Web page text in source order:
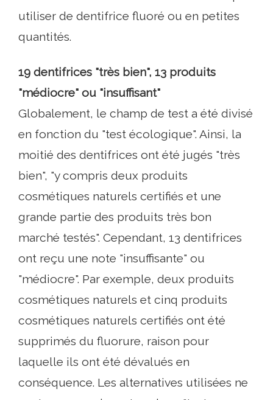
utiliser de dentifrice fluoré ou en petites
quantités.
19 dentifrices "très bien", 13 produits
"médiocre" ou "insuffisant"
Globalement, le champ de test a été divisé
en fonction du "test écologique". Ainsi, la
moitié des dentifrices ont été jugés "très
bien", "y compris deux produits
cosmétiques naturels certifiés et une
grande partie des produits très bon
marché testés". Cependant, 13 dentifrices
ont reçu une note "insuffisante" ou
"médiocre". Par exemple, deux produits
cosmétiques naturels et cinq produits
cosmétiques naturels certifiés ont été
supprimés du fluorure, raison pour
laquelle ils ont été dévalués en
conséquence. Les alternatives utilisées ne